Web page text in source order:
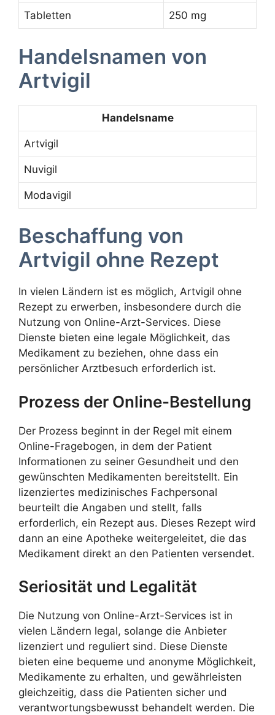
Tabletten 250 mg
Handelsnamen von
Artvigil
Handelsname
Artvigil
Nuvigil
Modavigil
Beschaffung von
Artvigil ohne Rezept
In vielen Ländern ist es möglich, Artvigil ohne
Rezept zu erwerben, insbesondere durch die
Nutzung von Online-Arzt-Services. Diese
Dienste bieten eine legale Möglichkeit, das
Medikament zu beziehen, ohne dass ein
persönlicher Arztbesuch erforderlich ist.
Prozess der Online-Bestellung
Der Prozess beginnt in der Regel mit einem
Online-Fragebogen, in dem der Patient
Informationen zu seiner Gesundheit und den
gewünschten Medikamenten bereitstellt. Ein
lizenziertes medizinisches Fachpersonal
beurteilt die Angaben und stellt, falls
erforderlich, ein Rezept aus. Dieses Rezept wird
dann an eine Apotheke weitergeleitet, die das
Medikament direkt an den Patienten versendet.
Seriosität und Legalität
Die Nutzung von Online-Arzt-Services ist in
vielen Ländern legal, solange die Anbieter
lizenziert und reguliert sind. Diese Dienste
bieten eine bequeme und anonyme Möglichkeit,
Medikamente zu erhalten, und gewährleisten
gleichzeitig, dass die Patienten sicher und
verantwortungsbewusst behandelt werden. Die